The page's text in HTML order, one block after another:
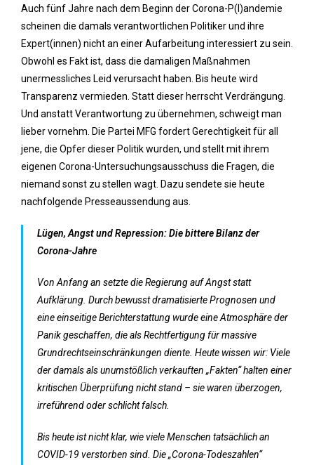
Auch fünf Jahre nach dem Beginn der Corona-P(l)andemie
scheinen die damals verantwortlichen Politiker und ihre
Expert(innen) nicht an einer Aufarbeitung interessiert zu sein.
Obwohl es Fakt ist, dass die damaligen Maßnahmen
unermessliches Leid verursacht haben. Bis heute wird
Transparenz vermieden. Statt dieser herrscht Verdrängung.
Und anstatt Verantwortung zu übernehmen, schweigt man
lieber vornehm. Die Partei MFG fordert Gerechtigkeit für all
jene, die Opfer dieser Politik wurden, und stellt mit ihrem
eigenen Corona-Untersuchungsausschuss die Fragen, die
niemand sonst zu stellen wagt. Dazu sendete sie heute
nachfolgende Presseaussendung aus.
Lügen, Angst und Repression: Die bittere Bilanz der
Corona-Jahre
Von Anfang an setzte die Regierung auf Angst statt
Aufklärung. Durch bewusst dramatisierte Prognosen und
eine einseitige Berichterstattung wurde eine Atmosphäre der
Panik geschaffen, die als Rechtfertigung für massive
Grundrechtseinschränkungen diente. Heute wissen wir: Viele
der damals als unumstößlich verkauften „Fakten“ halten einer
kritischen Überprüfung nicht stand – sie waren überzogen,
irreführend oder schlicht falsch.
Bis heute ist nicht klar, wie viele Menschen tatsächlich an
COVID-19 verstorben sind. Die „Corona-Todeszahlen“